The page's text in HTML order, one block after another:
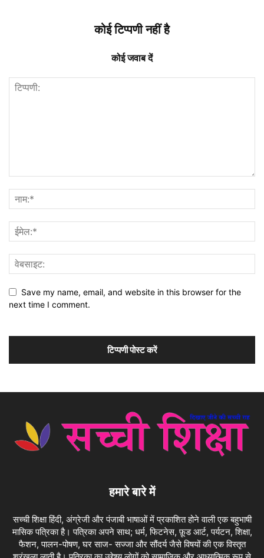
कोई टिप्पणी नहीं है
कोई जवाब दें
Save my name, email, and website in this browser for the
next time I comment.
हमारे बारे में
सच्ची शिक्षा हिंदी, अंग्रेजी और पंजाबी भाषाओं में प्रकाशित होने वाली एक बहुभाषी
मासिक पत्रिका है। पत्रिका अपने साथ; धर्म, फिटनेस, फ़ूड आर्ट, पर्यटन, शिक्षा,
फैशन, पालन-पोषण, घर साज- सज्जा और सौंदर्य जैसे विषयों की एक विस्तृत